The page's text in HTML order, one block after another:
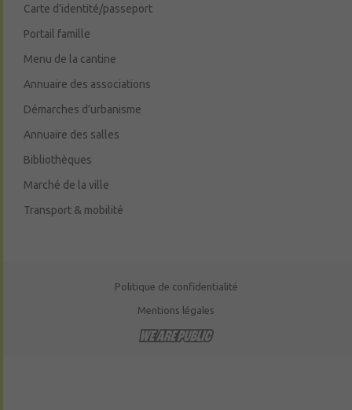
Carte d’identité/passeport
Portail famille
Menu de la cantine
Annuaire des associations
Démarches d’urbanisme
Annuaire des salles
Bibliothèques
Marché de la ville
Transport & mobilité
Politique de confidentialité
Mentions légales